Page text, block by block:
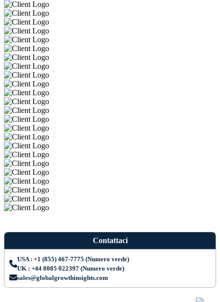
Contattaci
USA : +1 (855) 467-7775 (Numero verde)
UK : +44 8085 022397 (Numero verde)
sales@globalgrowthinsights.com